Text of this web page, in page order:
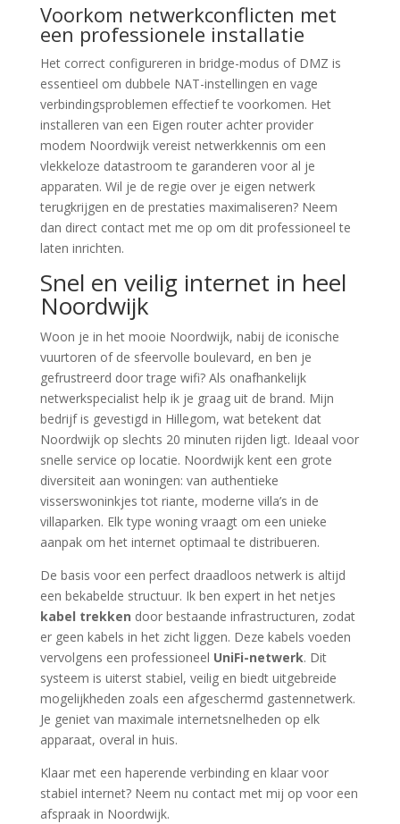
Voorkom netwerkconflicten met
een professionele installatie
Het correct configureren in bridge-modus of DMZ is
essentieel om dubbele NAT-instellingen en vage
verbindingsproblemen effectief te voorkomen. Het
installeren van een Eigen router achter provider
modem Noordwijk vereist netwerkkennis om een
vlekkeloze datastroom te garanderen voor al je
apparaten. Wil je de regie over je eigen netwerk
terugkrijgen en de prestaties maximaliseren? Neem
dan direct contact met me op om dit professioneel te
laten inrichten.
Snel en veilig internet in heel
Noordwijk
Woon je in het mooie Noordwijk, nabij de iconische
vuurtoren of de sfeervolle boulevard, en ben je
gefrustreerd door trage wifi? Als onafhankelijk
netwerkspecialist help ik je graag uit de brand. Mijn
bedrijf is gevestigd in Hillegom, wat betekent dat
Noordwijk op slechts 20 minuten rijden ligt. Ideaal voor
snelle service op locatie. Noordwijk kent een grote
diversiteit aan woningen: van authentieke
visserswoninkjes tot riante, moderne villa’s in de
villaparken. Elk type woning vraagt om een unieke
aanpak om het internet optimaal te distribueren.
De basis voor een perfect draadloos netwerk is altijd
een bekabelde structuur. Ik ben expert in het netjes
kabel trekken door bestaande infrastructuren, zodat
er geen kabels in het zicht liggen. Deze kabels voeden
vervolgens een professioneel UniFi-netwerk. Dit
systeem is uiterst stabiel, veilig en biedt uitgebreide
mogelijkheden zoals een afgeschermd gastennetwerk.
Je geniet van maximale internetsnelheden op elk
apparaat, overal in huis.
Klaar met een haperende verbinding en klaar voor
stabiel internet? Neem nu contact met mij op voor een
afspraak in Noordwijk.